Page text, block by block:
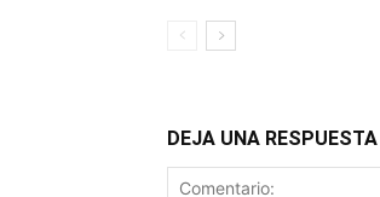
DEJA UNA RESPUESTA